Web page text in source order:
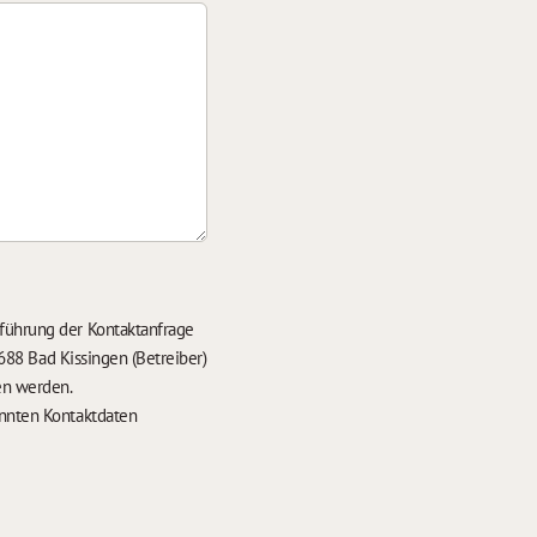
der Kontaktanfrage
Bad Kissingen (Betreiber)
werden.
Kontaktdaten